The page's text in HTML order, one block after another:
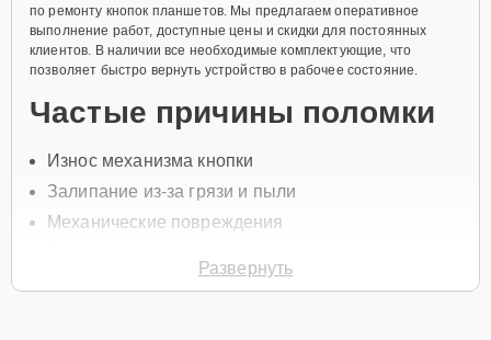
по ремонту кнопок планшетов. Мы предлагаем оперативное
выполнение работ, доступные цены и скидки для постоянных
клиентов. В наличии все необходимые комплектующие, что
позволяет быстро вернуть устройство в рабочее состояние.
Частые причины поломки
Износ механизма кнопки
Залипание из-за грязи и пыли
Механические повреждения
Неисправность платы управления
Развернуть